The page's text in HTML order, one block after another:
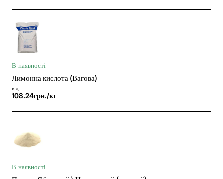
В наявності
Лимонна кислота (Вагова)
від
108.24грн./кг
В наявності